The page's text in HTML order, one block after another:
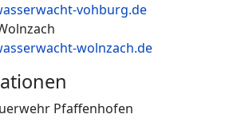
vohburg.de
wolnzach.de
Pfaffenhofen